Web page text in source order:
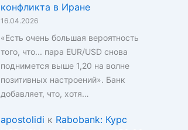
конфликта в Иране
16.04.2026
«Есть очень большая вероятность
того, что... пара EUR/USD снова
поднимется выше 1,20 на волне
позитивных настроений». Банк
добавляет, что, хотя…
apostolidi к Rabobank: Курс